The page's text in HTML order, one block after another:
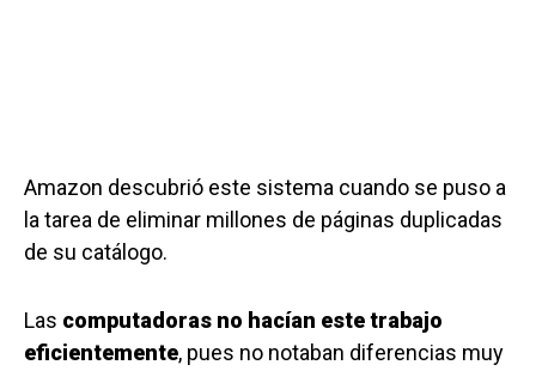
Amazon descubrió este sistema cuando se puso a
la tarea de eliminar millones de páginas duplicadas
de su catálogo.
Las computadoras no hacían este trabajo
eficientemente, pues no notaban diferencias muy